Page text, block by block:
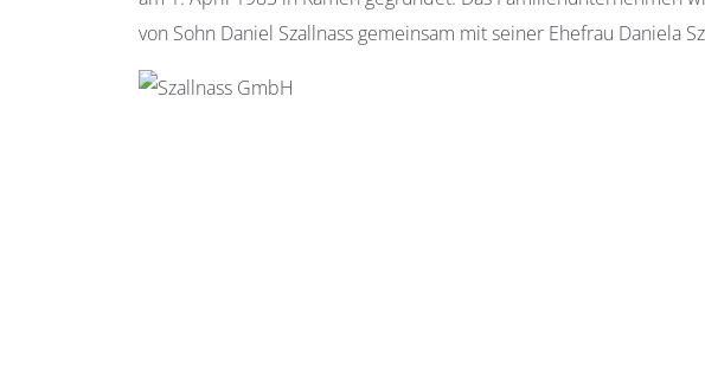
von Sohn Daniel Szallnass gemeinsam mit seiner Ehefrau Daniela